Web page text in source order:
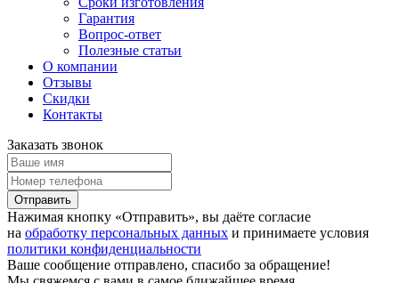
Гарантия
Вопрос-ответ
Полезные статьи
О компании
Отзывы
Скидки
Контакты
Заказать звонок
Отправить
Нажимая кнопку «Отправить», вы даёте согласие
на обработку персональных данных и принимаете условия
политики конфиденциальности
Ваше сообщение отправлено, спасибо за обращение!